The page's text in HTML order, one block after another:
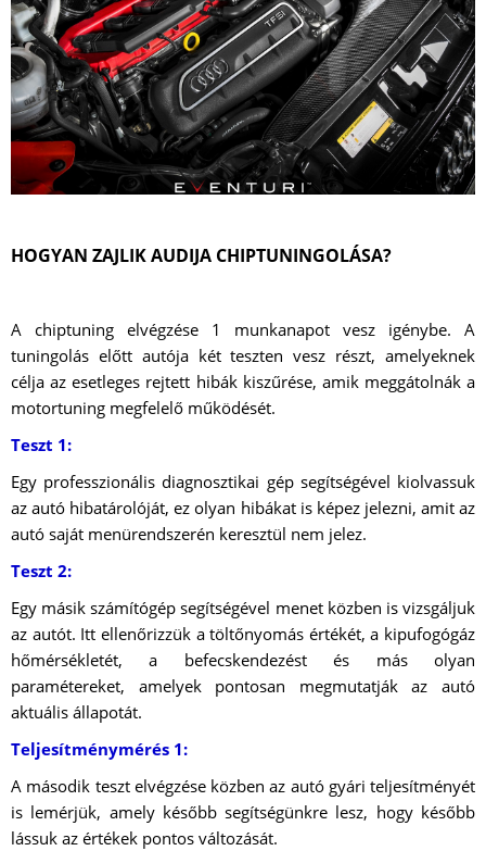
HOGYAN ZAJLIK AUDIJA CHIPTUNINGOLÁSA?
A chiptuning elvégzése 1 munkanapot vesz igénybe. A
tuningolás előtt autója két teszten vesz részt, amelyeknek
célja az esetleges rejtett hibák kiszűrése, amik meggátolnák a
motortuning megfelelő működését.
Teszt 1:
Egy professzionális diagnosztikai gép segítségével kiolvassuk
az autó hibatárolóját, ez olyan hibákat is képez jelezni, amit az
autó saját menürendszerén keresztül nem jelez.
Teszt 2:
Egy másik számítógép segítségével menet közben is vizsgáljuk
az autót. Itt ellenőrizzük a töltőnyomás értékét, a kipufogógáz
hőmérsékletét, a befecskendezést és más olyan
paramétereket, amelyek pontosan megmutatják az autó
aktuális állapotát.
Teljesítménymérés 1:
A második teszt elvégzése közben az autó gyári teljesítményét
is lemérjük, amely később segítségünkre lesz, hogy később
lássuk az értékek pontos változását.